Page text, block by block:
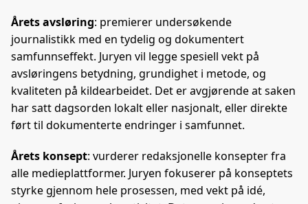
Årets avsløring: premierer undersøkende
journalistikk med en tydelig og dokumentert
samfunnseffekt. Juryen vil legge spesiell vekt på
avsløringens betydning, grundighet i metode, og
kvaliteten på kildearbeidet. Det er avgjørende at saken
har satt dagsorden lokalt eller nasjonalt, eller direkte
ført til dokumenterte endringer i samfunnet.
Årets konsept: vurderer redaksjonelle konsepter fra
alle medieplattformer. Juryen fokuserer på konseptets
styrke gjennom hele prosessen, med vekt på idé,